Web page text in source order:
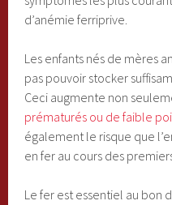
d’anémie ferriprive.
Les enfants nés de mères
pas pouvoir stocker
Ceci augmente non
prématurés ou de faible
également le risque que
en fer au cours des
Le fer est essentiel au